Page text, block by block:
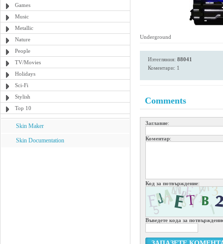
Games
Music
Metallic
Nature
People
TV/Movies
Holidays
Sci-Fi
Stylish
Top 10
Skin Maker
Skin Documentation
Underground
Изтегляния: 88041
Коментари: 1
Comments
Заглавие:
Коментар:
Код за потвърждение:
Въведете кода за